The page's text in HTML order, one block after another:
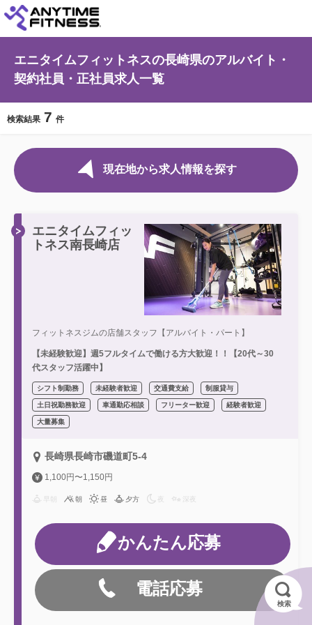
エニタイムフィットネスの長崎県のアルバイト・
契約社員・正社員求人一覧
検索結果 7 件
現在地から求人情報を探す
エニタイムフィッ
トネス南長崎店
フィットネスジムの店舗スタッフ【アルバイト・パート】
【未経験歓迎】週5フルタイムで働ける方大歓迎！！【20代～30
代スタッフ活躍中】
シフト制勤務 未経験者歓迎 交通費支給 制服貸与
土日祝勤務歓迎 車通勤応相談 フリーター歓迎 経験者歓迎
大量募集
長崎県長崎市磯道町5-4
1,100円〜1,150円
朝 昼 夕方 夜 深夜
かんたん応募
電話応募
検索